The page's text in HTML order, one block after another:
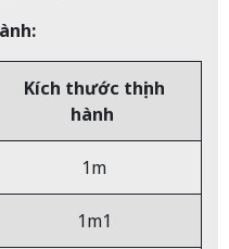
Kích thước thịnh
hành
1m
1m1